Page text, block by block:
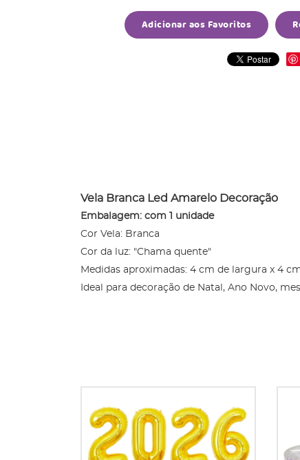
Adicionar aos Favoritos
Vela Branca Led Amarelo Decoração
Embalagem: com 1 unidade
Cor Vela: Branca
Cor da luz: "Chama quente"
Medidas aproximadas: 4 cm de largura x 4
Ideal para decoração de Natal, Ano Novo,